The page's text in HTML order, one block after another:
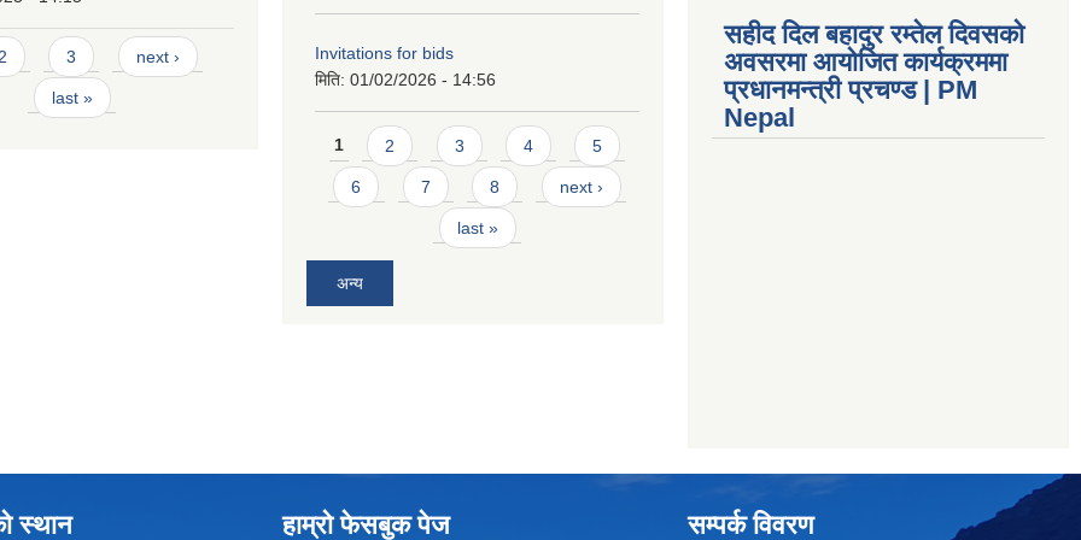
2 3 next ›
last »
Invitations for bids
मिति: 01/02/2026 - 14:56
Pages
1 2 3 4 5
6 7 8 next ›
last »
अन्य
सहीद दिल बहादुर रम्तेल दिवसको
अवसरमा आयोजित कार्यक्रममा
प्रधानमन्त्री प्रचण्ड | PM
Nepal
स्थान हाम्रो फेसबुक पेज सम्पर्क विवरण